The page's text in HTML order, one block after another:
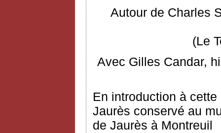
Autour de Charles
(Le
Avec Gilles Candar,
En introduction à
Jaurès conservé au
de Jaurès à Montreuil